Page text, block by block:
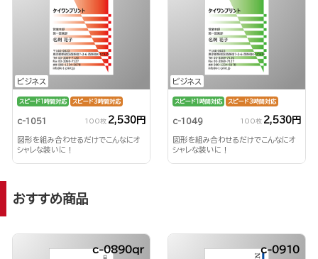
ビジネス
スピード1時間対応 スピード3時間対応
c-1051 100枚 2,530円
図形を組み合わせるだけでこんなにオ
シャレな装いに！
ビジネス
スピード1時間対応 スピード3時間対応
c-1049 100枚 2,530円
図形を組み合わせるだけでこんなにオ
シャレな装いに！
おすすめ商品
c-0890qr c-0910